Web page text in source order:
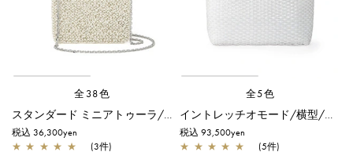
全38色
スタンダード ミニアトゥーラ/マットホワイト
税込 36,300yen
★ ★ ★ ★ ★ (3件)
全5色
イントレッチオモード/横型/オーロラホワイト×エナメルホワイト
税込 93,500yen
★ ★ ★ ★ ★ (5件)